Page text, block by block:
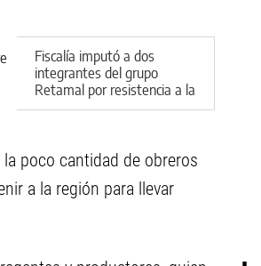
Fiscalía imputó a dos
integrantes del grupo
Retamal por resistencia a la
autoridad
poco cantidad de obreros
a la región para llevar